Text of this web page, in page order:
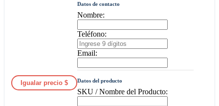
Igualar precio $
Datos de contacto
Nombre:
Teléfono:
Email:
Datos del producto
SKU / Nombre del Producto: